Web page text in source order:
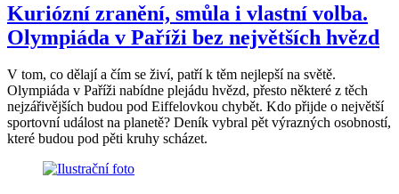
Kuriózní zranění, smůla i vlastní volba.
Olympiáda v Paříži bez největších hvězd
V tom, co dělají a čím se živí, patří k těm nejlepší na světě.
Olympiáda v Paříži nabídne plejádu hvězd, přesto některé z těch
nejzářivějších budou pod Eiffelovkou chybět. Kdo přijde o největší
sportovní událost na planetě? Deník vybral pět výrazných osobností,
které budou pod pěti kruhy scházet.